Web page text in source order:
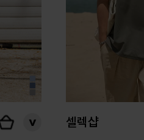
셀렉샵